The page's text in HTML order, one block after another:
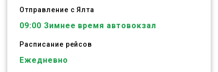
Отправление с Ялта
09:00 Зимнее время автовокзал
Расписание рейсов
Ежедневно